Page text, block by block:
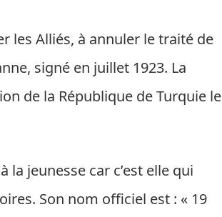
les Alliés, à annuler le traité de
signé en juillet 1923. La
de la République de Turquie le
jeunesse car c’est elle qui
Son nom officiel est : « 19